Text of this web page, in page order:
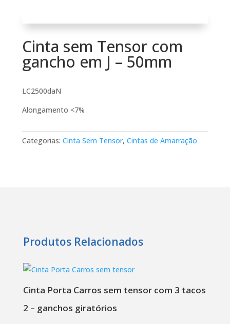
Cinta sem Tensor com
gancho em J – 50mm
LC2500daN
Alongamento <7%
Categorias: Cinta Sem Tensor, Cintas de Amarração
Produtos Relacionados
Cinta Porta Carros sem tensor com 3 tacos
2 – ganchos giratórios